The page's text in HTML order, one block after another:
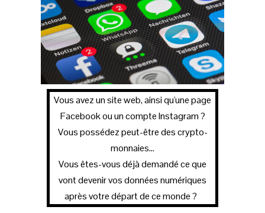
Vous avez un site web, ainsi qu'une page
Facebook ou un compte Instagram ?
Vous possédez peut-être des crypto-
monnaies...
Vous êtes-vous déjà demandé ce que
vont devenir vos données numériques
après votre départ de ce monde ?